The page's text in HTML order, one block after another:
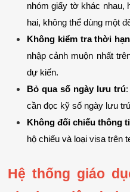
nhóm giấy tờ khác nhau,
hai, không thể dùng một
Không kiểm tra thời
nhập cảnh muộn nhất
dự kiến.
Bỏ qua số ngày lưu trú
cần đọc kỹ số ngày lưu
Không đối chiếu thông
hộ chiếu và loại visa trên
Hệ thống giáo